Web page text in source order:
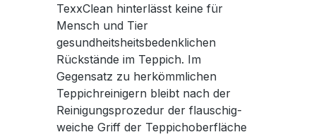
TexxClean hinterlässt keine für
Mensch und Tier
gesundheitsheitsbedenklichen
Rückstände im Teppich. Im
Gegensatz zu herkömmlichen
Teppichreinigern bleibt nach der
Reinigungsprozedur der flauschig-
weiche Griff der Teppichoberfläche